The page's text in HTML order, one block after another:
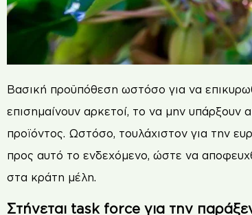
Βασική προϋπόθεση ωστόσο για να
επισηµαίνουν αρκετοί, το να µην
προϊόντος. Ωστόσο, τουλάχιστον για την
προς αυτό το ενδεχόµενο, ώστε να
στα κράτη µέλη.
Στήνεται task force για την